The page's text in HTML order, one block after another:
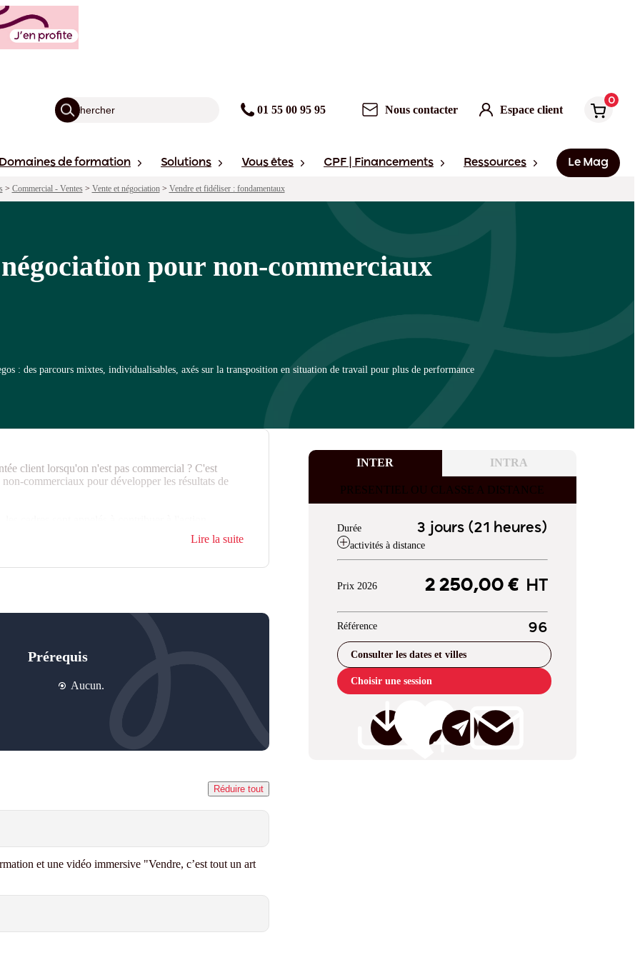
01 55 00 95 95 Nous contacter Espace client
0
Domaines de formation Solutions Vous êtes CPF | Financements Ressources Le Mag
> Commercial - Ventes> Vente et négociation> Vendre et fidéliser : fondamentaux
pour non-commerciaux
: des parcours mixtes, individualisables, axés sur la transposition en situation de travail pour plus de performance
INTER INTRA
PRESENTIEL OU CLASSE A DISTANCE
Durée 3 jours (21 heures)
activités à distance
Prix 2026 2 250,00 €HT
Référence 96
Consulter les dates et villes
Choisir une session
client lorsqu'on n'est pas commercial ? C'est
commerciaux pour développer les résultats de
les cadres découvrent l'importance de
ainsi à développer au quotidien une posture
Lire la suite
Prérequis
Aucun.
Réduire tout
et une vidéo immersive"Vendre, c’est tout un art
commerciaux
Points forts